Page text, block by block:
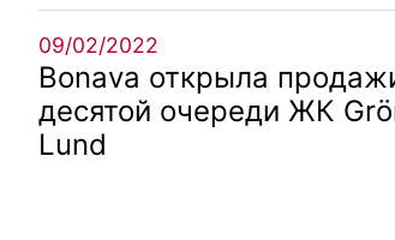
09/02/2022
Bonava открыла
десятой очереди ЖК
Lund